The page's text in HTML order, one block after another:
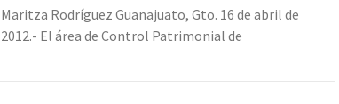
Maritza Rodríguez Guanajuato, Gto. 16 de abril de
2012.- El área de Control Patrimonial de